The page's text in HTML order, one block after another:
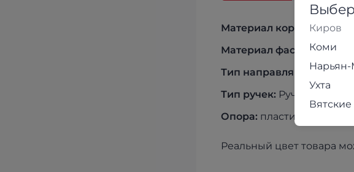
Материал корпуса:
Материал фасада:ЛДСП,
Тип направляющих:
Тип ручек: Ручка СТ-1
Опора: пластиковая -
Реальный цвет товара
Киров
Коми
Ухта